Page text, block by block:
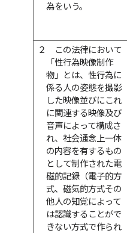
為をいう。
２
この法律において
「性行為映像制作
物」とは、性行為に
係る人の姿態を撮影
した映像並びにこれ
に関連する映像及び
音声によって構成さ
れ、社会通念上一体
の内容を有するもの
として制作された電
磁的記録（電子的方
式、磁気的方式その
他人の知覚によって
は認識することがで
きない方式で作られ